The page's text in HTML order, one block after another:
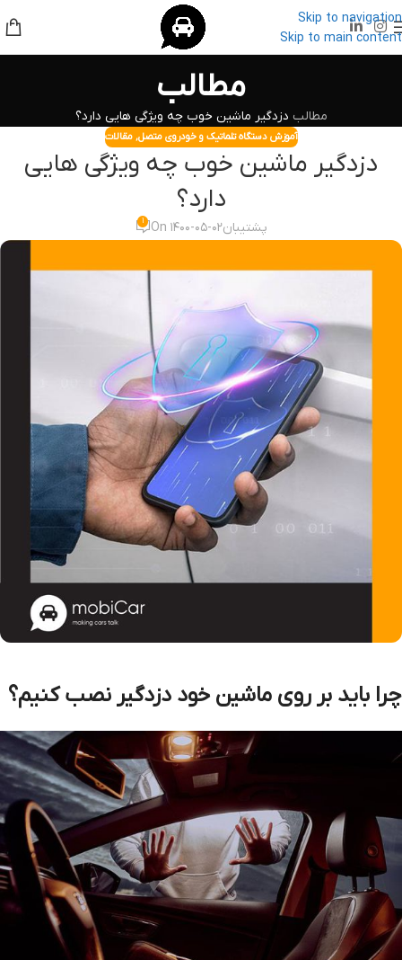
Skip to navigation
Skip to main content
مطالب
مطالب دزدگیر ماشین خوب چه ویژگی هایی دارد؟
آموزش دستگاه تلماتیک و خودروی متصل,مقالات
دزدگیر ماشین خوب چه ویژگی هایی
دارد؟
پشتیبانOn ۱۴۰۰-۰۵-۰۲ ۱
چرا باید بر روی ماشین خود دزدگیر نصب کنیم؟